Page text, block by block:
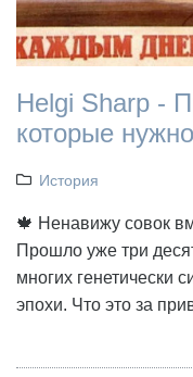
Helgi Sharp -
которые
История
🍁 Ненавижу совок
Прошло уже три
многих генетически
эпохи. Что это за